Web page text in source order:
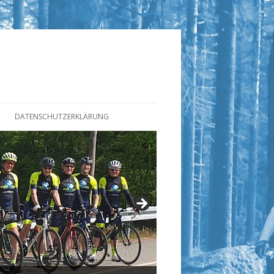
DATENSCHUTZERKLÄRUNG